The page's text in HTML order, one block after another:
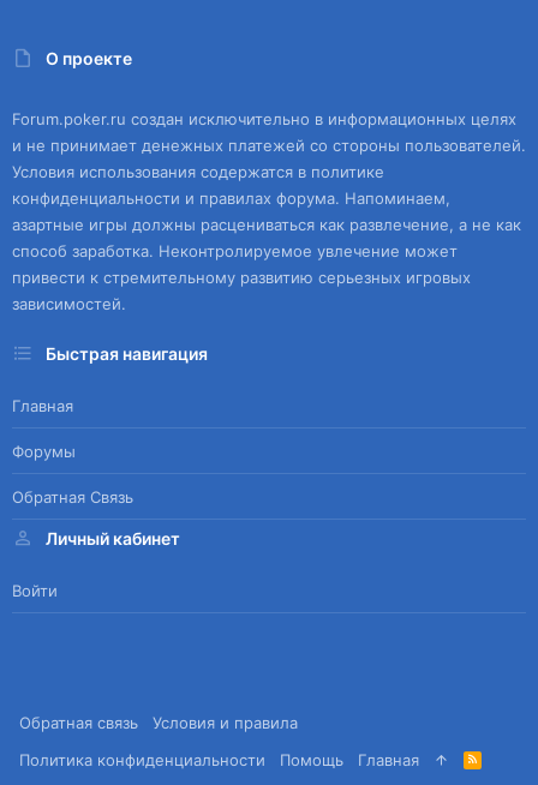
О проекте
Forum.poker.ru создан исключительно в информационных целях
и не принимает денежных платежей со стороны пользователей.
Условия использования содержатся в политике
конфиденциальности и правилах форума. Напоминаем,
азартные игры должны расцениваться как развлечение, а не как
способ заработка. Неконтролируемое увлечение может
привести к стремительному развитию серьезных игровых
зависимостей.
Быстрая навигация
Главная
Форумы
Обратная Связь
Личный кабинет
Войти
Обратная связь
Условия и правила
Политика конфиденциальности
Помощь Главная
R
S